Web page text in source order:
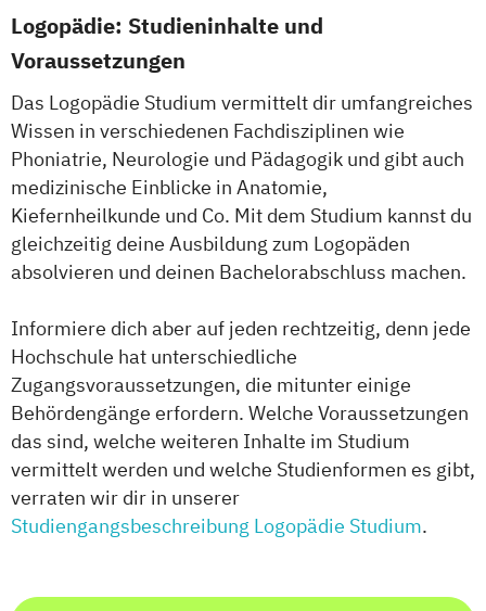
Therapiewissenschaften - Logopädie
Logopädie: Studieninhalte und
Voraussetzungen
Das Logopädie Studium vermittelt dir umfangreiches
Wissen in verschiedenen Fachdisziplinen wie
Phoniatrie, Neurologie und Pädagogik und gibt auch
medizinische Einblicke in Anatomie,
Kiefernheilkunde und Co. Mit dem Studium kannst du
gleichzeitig deine Ausbildung zum Logopäden
absolvieren und deinen Bachelorabschluss machen.
Informiere dich aber auf jeden rechtzeitig, denn jede
Hochschule hat unterschiedliche
Zugangsvoraussetzungen, die mitunter einige
Behördengänge erfordern. Welche Voraussetzungen
das sind, welche weiteren Inhalte im Studium
vermittelt werden und welche Studienformen es gibt,
verraten wir dir in unserer
Studiengangsbeschreibung Logopädie Studium.